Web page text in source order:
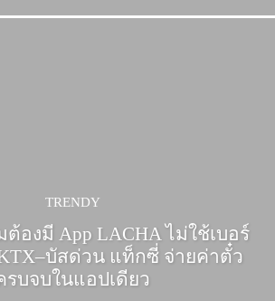
TRENDY
องมี App LACHA ไม่ใช้เบอร์
บัสด่วน แท็กซี่ จ่ายค่าตั๋ว
รบจบในแอปเดียว